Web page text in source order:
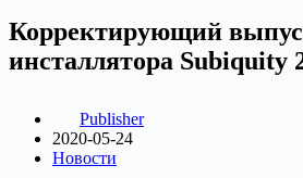
Корректирующий
инсталлятора Subiquity
Publisher
2020-05-24
Новости